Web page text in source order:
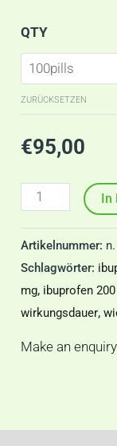
QTY
ZURÜCKSETZEN
€95,00
In
Artikelnummer:
Schlagwörter:
mg, ibuprofen
wirkungsdauer,
Make an